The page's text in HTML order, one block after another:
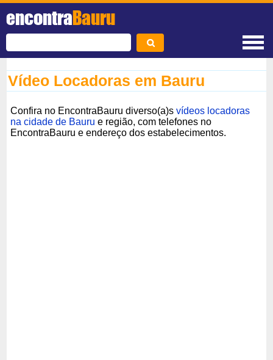
encontraBauru
Vídeo Locadoras em Bauru
Confira no EncontraBauru diverso(a)svídeos locadoras
na cidade de Bauru e região, com telefones no
EncontraBauru e endereço dos estabelecimentos.